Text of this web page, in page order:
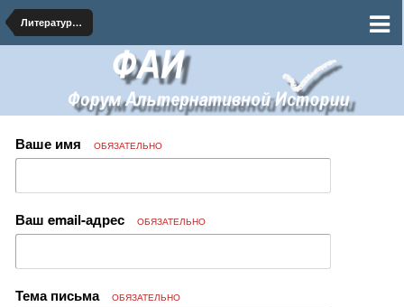
Литературная мастерская - АИ тексты на форуме
Ваше имя ОБЯЗАТЕЛЬНО
Ваш email-адрес ОБЯЗАТЕЛЬНО
Тема письма ОБЯЗАТЕЛЬНО